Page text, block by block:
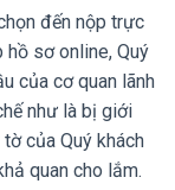
đến nộp trực
hồ sơ online, Quý
của cơ quan lãnh
như là bị giới
của Quý khách
quan cho lắm.